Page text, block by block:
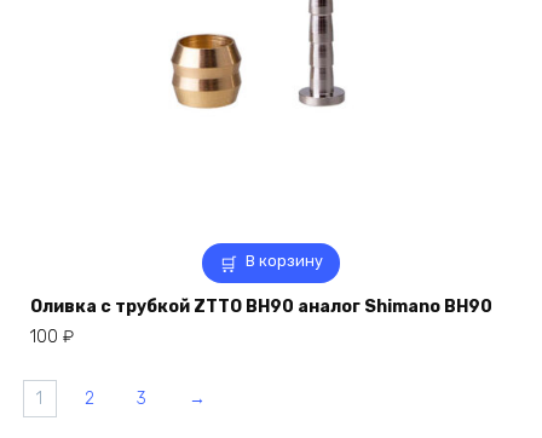
В корзину
Оливка с трубкой ZTTO BH90 аналог Shimano BH90
100 ₽
1 2 3 →